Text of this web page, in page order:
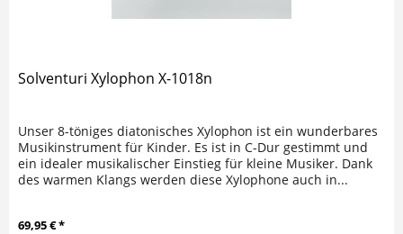
Solventuri Xylophon X-1018n
Unser 8-töniges diatonisches Xylophon ist ein wunderbares
Musikinstrument für Kinder. Es ist in C-Dur gestimmt und
ein idealer musikalischer Einstieg für kleine Musiker. Dank
des warmen Klangs werden diese Xylophone auch in...
69,95 € *